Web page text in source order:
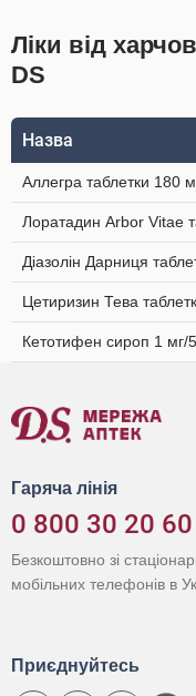
Ліки від
DS
Назва
Аллегра таблетки 180
Лоратадин Arbor Vitae
Діазолін Дарниця
Цетиризин Тева
Кетотифен сироп 1
Гаряча лінія
0 800 30 20 60
Безкоштовно зі
мобільних телефонів в
Приєднуйтесь